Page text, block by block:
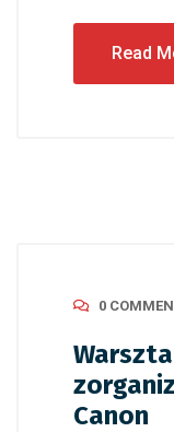
Read
0
Canon